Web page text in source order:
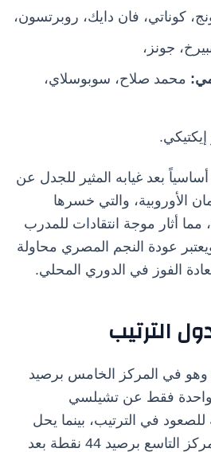
كوناتي، فان دايك، روبرتسون،
جونز،
محمد صلاح، سوبوسلاي،
بعد غيابه المثير للجدل عن
الأوروبية، والتي خسرها
مما أثار موجة انتقادات للمدرب
عودة النجم المصري محاولة
الفوز في الدوري المحلي.
الترتيب
وهو في المركز الخامس برصيد
واحدة فقط عن تشيلسي
في الترتيب، بينما يحل
فولهام ضيفاً وهو في المركز التاسع برصيد 44 نقطة بعد